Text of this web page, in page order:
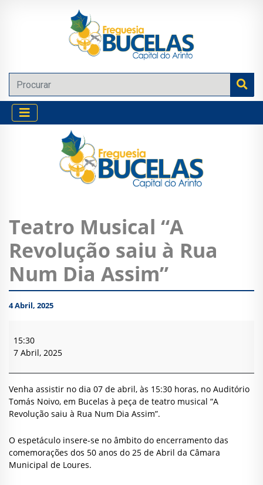
Teatro Musical “A
Revolução saiu à Rua
Num Dia Assim”
4 Abril, 2025
Musical
“A
saiu
à
Rua
Num
Assim”
15:30
7 Abril, 2025
Venha assistir no dia 07 de abril, às 15:30 horas, no Auditório
Tomás Noivo, em Bucelas à peça de teatro musical “A
Revolução saiu à Rua Num Dia Assim”.
O espetáculo insere-se no âmbito do encerramento das
comemorações dos 50 anos do 25 de Abril da Câmara
Municipal de Loures.